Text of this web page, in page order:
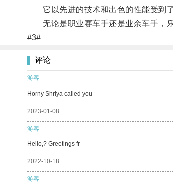
它以先进的技术和出色的性能受到了
无论是职业赛车手还是业余车手，乐
#3#
评论
游客
Horny Shriya called you
2023-01-08
游客
Hello,? Greetings fr
2022-10-18
游客